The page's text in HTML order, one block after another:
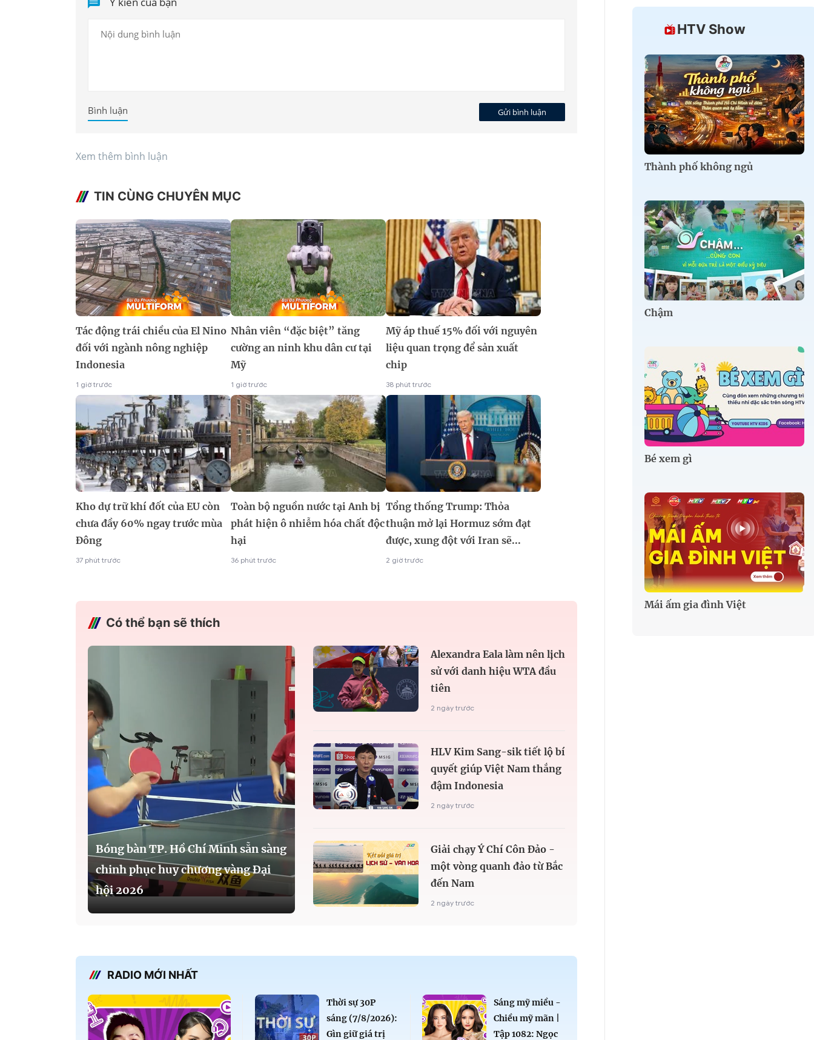
Gửi bình luận
Bình luận
Xem thêm bình luận
TIN CÙNG CHUYÊN MỤC
Tác động trái chiều của El Nino
đối với ngành nông nghiệp
Indonesia
1 giờ trước
Nhân viên “đặc biệt” tăng
cường an ninh khu dân cư tại
Mỹ
1 giờ trước
Mỹ áp thuế 15% đối với nguyên
liệu quan trọng để sản xuất
chip
38 phút trước
Kho dự trữ khí đốt của EU còn
chưa đầy 60% ngay trước mùa
Đông
37 phút trước
Toàn bộ nguồn nước tại Anh bị
phát hiện ô nhiễm hóa chất độc
hại
36 phút trước
Tổng thống Trump: Thỏa
thuận mở lại Hormuz sớm đạt
được, xung đột với Iran sẽ...
2 giờ trước
Có thể bạn sẽ thích
Bóng bàn TP. Hồ Chí Minh sẵn sàng
chinh phục huy chương vàng Đại
hội 2026
Alexandra Eala làm nên lịch
sử với danh hiệu WTA đầu
tiên
2 ngày trước
HLV Kim Sang-sik tiết lộ bí
quyết giúp Việt Nam thắng
đậm Indonesia
2 ngày trước
Giải chạy Ý Chí Côn Đảo -
một vòng quanh đảo từ Bắc
đến Nam
2 ngày trước
RADIO MỚI NHẤT
Thời sự 30P
sáng (7/8/2026):
Gìn giữ giá trị
Sáng mỹ miều -
Chiều mỹ mãn |
Tập 1082: Ngọc
HTV Show
Thành phố không ngủ
Chậm
Bé xem gì
Mái ấm gia đình Việt